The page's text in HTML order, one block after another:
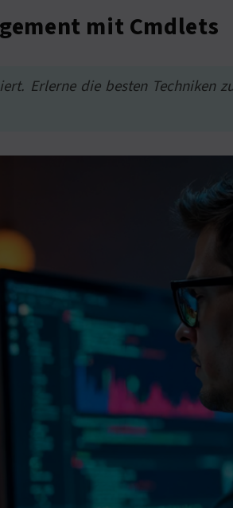
mit Cmdlets
Erlerne die besten Techniken